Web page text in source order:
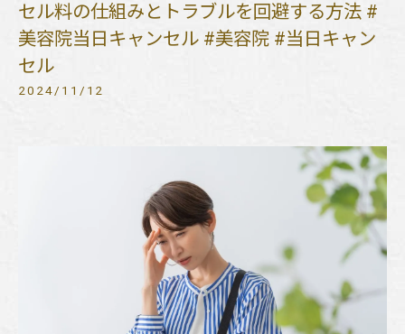
セル料の仕組みとトラブルを回避する方法 #
美容院当日キャンセル #美容院 #当日キャン
セル
2024/11/12